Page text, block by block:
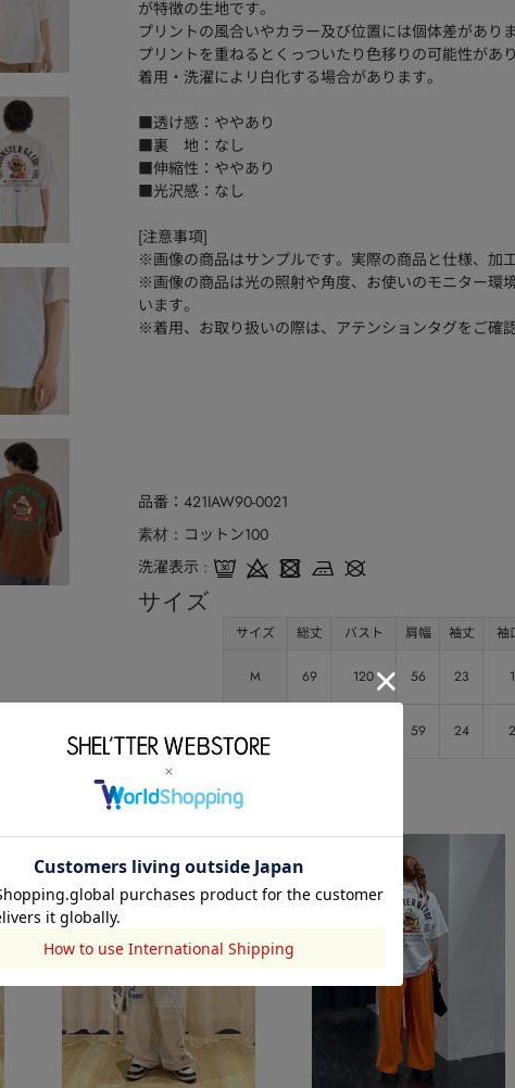
が特徴の生地です。
プリントの風合いやカラー及び位置には個体差がありま
プリントを重ねるとくっついたり色移りの可能性があ
着用・洗濯によリ白化する場合があります。
■透け感：ややあり
■裏 地：なし
■伸縮性：ややあり
■光沢感：なし
[注意事項]
※画像の商品はサンプルです。実際の商品と仕様、加
※画像の商品は光の照射や角度、お使いのモニター環
います。
※着用、お取り扱いの際は、アテンションタグをご確認
品番 421IAW90-0021
素材
コットン100
洗濯表示
サイズ
サイズ 総丈 バスト 肩幅 袖丈 袖
M 69 120 56 23
59 24
ト